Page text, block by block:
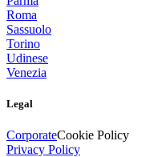
Roma
Sassuolo
Torino
Udinese
Venezia
Legal
CorporateCookie Policy
Privacy Policy